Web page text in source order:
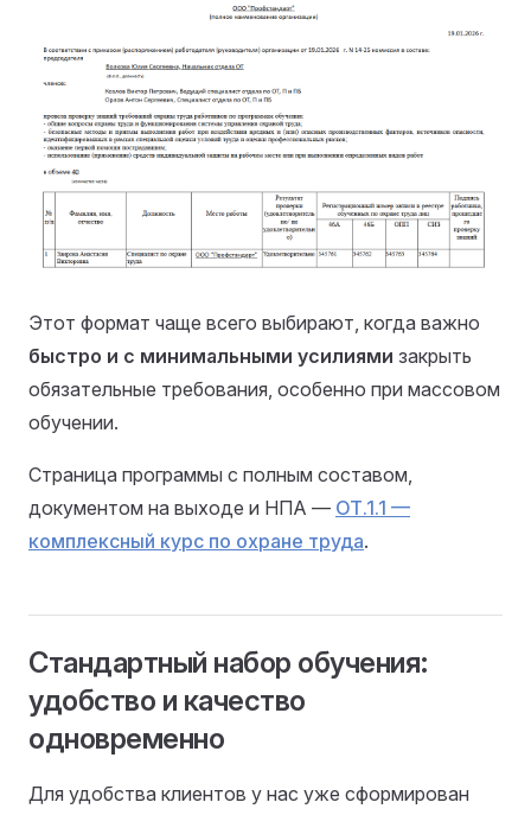
Этот формат чаще всего выбирают, когда важно
быстро и с минимальными усилиями закрыть
обязательные требования, особенно при массовом
обучении.
Страница программы с полным составом,
документом на выходе и НПА — ОТ.1.1 —
комплексный курс по охране труда.
Стандартный набор обучения:
удобство и качество
одновременно
Для удобства клиентов у нас уже сформирован